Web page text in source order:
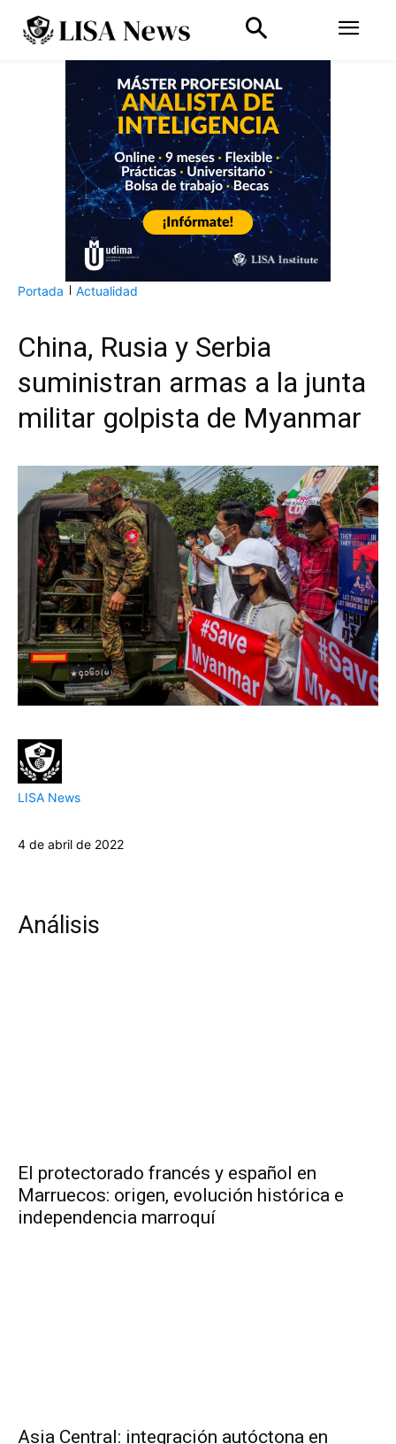
Portada Actualidad
China, Rusia y Serbia
suministran armas a la junta
militar golpista de Myanmar
LISA News
4 de abril de 2022
Análisis
El protectorado francés y español en
Marruecos: origen, evolución histórica e
independencia marroquí
Asia Central: integración autóctona en